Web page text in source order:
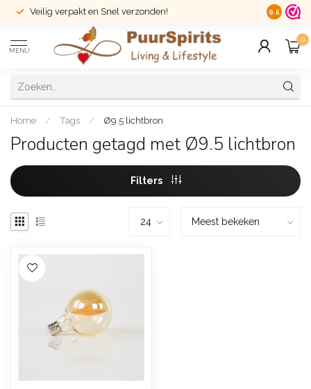
Veilig verpakt en Snel verzonden! 14 dagen
9.5
MENU
0
Home / Tags / Ø9.5 lichtbron
Producten getagd met Ø9.5 lichtbron
Filters